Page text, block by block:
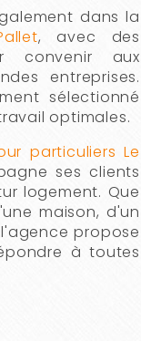
dans la
, avec des
convenir aux
entreprises.
sélectionné
optimales.
particuliers Le
ses clients
logement. Que
maison, d'un
propose
à toutes